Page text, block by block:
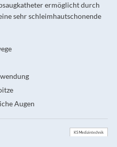
ermöglicht durch
sehr schleimhautschonende
Augen
KS Medizintechnik